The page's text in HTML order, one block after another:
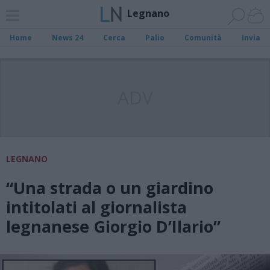
Legnano
Home News 24 Cerca Palio Comunità Invia
LEGNANO
“Una strada o un giardino
intitolati al giornalista
legnanese Giorgio D’Ilario”